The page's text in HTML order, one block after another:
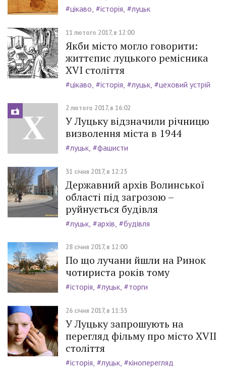
#цікаво #історія #луцьк
11 лютого 2017, в 12:00
Якби місто могло говорити:
життєпис луцького ремісника
ХVI століття
#цікаво #історія #луцьк #цеховий устрій
2 лютого 2017, в 16:02
У Луцьку відзначили річницю
визволення міста в 1944
#луцьк #фашисти
31 січня 2017, в 12:25
Державний архів Волинської
області під загрозою –
руйнується будівля
#луцьк #архів #будівля
28 січня 2017, в 12:00
По що лучани йшли на Ринок
чотириста років тому
#історія #луцьк #торги
26 січня 2017, в 11:35
У Луцьку запрошують на
перегляд фільму про місто ХVII
століття
#історія #луцьк #кіноперегляд